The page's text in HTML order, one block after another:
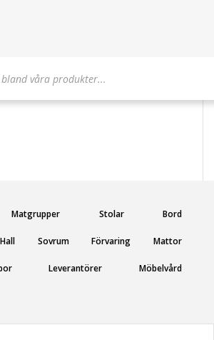
Matgrupper Stolar Bord
Hall Sovrum Förvaring Mattor
Leverantörer Möbelvård